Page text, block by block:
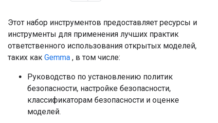
Этот набор инструментов предоставляет ресурсы и
инструменты для применения лучших практик
ответственного использования открытых моделей,
таких как Gemma , в том числе:
Руководство по установлению политик
безопасности, настройке безопасности,
классификаторам безопасности и оценке
моделей.